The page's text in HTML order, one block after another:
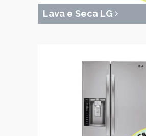
Lava e Seca LG